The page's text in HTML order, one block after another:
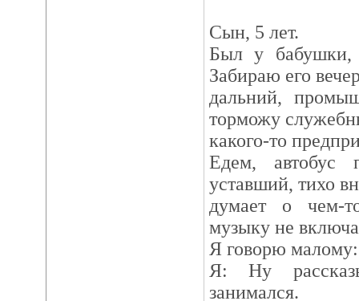
Сын, 5 лет.
Был у бабушки,
Забираю его
дальний,
торможу
какого-то
Едем, автобус
уставший, тихо
думает о чем-
музыку не
Я говорю малому:
Я: Ну
занимался.